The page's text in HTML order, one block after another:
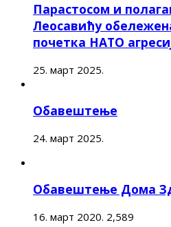
Парастосом и
Леосавићу
почетка НАТО
25. март 2025.
Обавештење
24. март 2025.
Обавештење Дома
16. март 2020. 2,589